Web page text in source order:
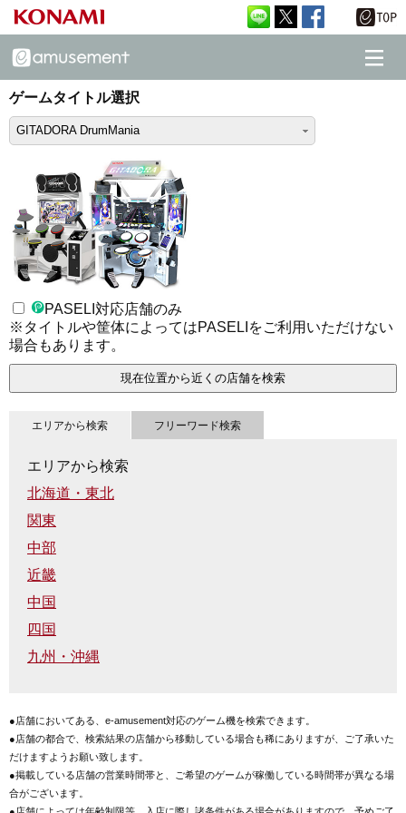
ゲームタイトル選択
GITADORA DrumMania
PASELI対応店舗のみ
※タイトルや筐体によってはPASELIをご利用いただけない
場合もあります。
現在位置から近くの店舗を検索
エリアから検索 フリーワード検索
エリアから検索
北海道・東北
関東
中部
近畿
中国
四国
九州・沖縄
●店舗においてある、e-amusement対応のゲーム機を検索できます。
●店舗の都合で、検索結果の店舗から移動している場合も稀にありますが、ご了承いた
だけますようお願い致します。
●掲載している店舗の営業時間帯と、ご希望のゲームが稼働している時間帯が異なる場
合がございます。